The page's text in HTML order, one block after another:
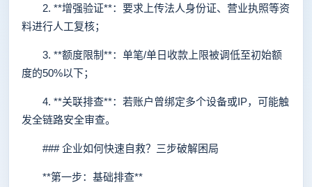
2. **增强验证**：要求上传法人身份证、营业执照等资
料进行人工复核；
3. **额度限制**：单笔/单日收款上限被调低至初始额
度的50%以下；
4. **关联排查**：若账户曾绑定多个设备或IP，可能触
发全链路安全审查。
### 企业如何快速自救？三步破解困局
**第一步：基础排查**